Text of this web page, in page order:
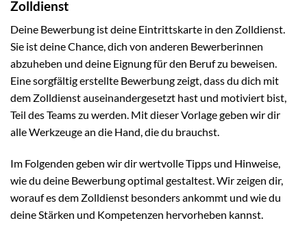
Zolldienst
Deine Bewerbung ist deine Eintrittskarte in den Zolldienst.
Sie ist deine Chance, dich von anderen Bewerberinnen
abzuheben und deine Eignung für den Beruf zu beweisen.
Eine sorgfältig erstellte Bewerbung zeigt, dass du dich mit
dem Zolldienst auseinandergesetzt hast und motiviert bist,
Teil des Teams zu werden. Mit dieser Vorlage geben wir dir
alle Werkzeuge an die Hand, die du brauchst.
Im Folgenden geben wir dir wertvolle Tipps und Hinweise,
wie du deine Bewerbung optimal gestaltest. Wir zeigen dir,
worauf es dem Zolldienst besonders ankommt und wie du
deine Stärken und Kompetenzen hervorheben kannst.